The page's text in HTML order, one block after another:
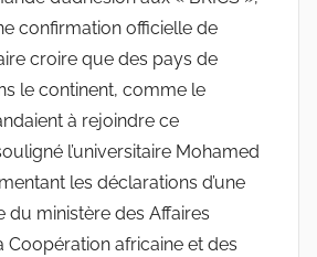
confirmation officielle de
croire que des pays de
le continent, comme le
à rejoindre ce
l’universitaire Mohamed
les déclarations d’une
du ministère des Affaires
Coopération africaine et des